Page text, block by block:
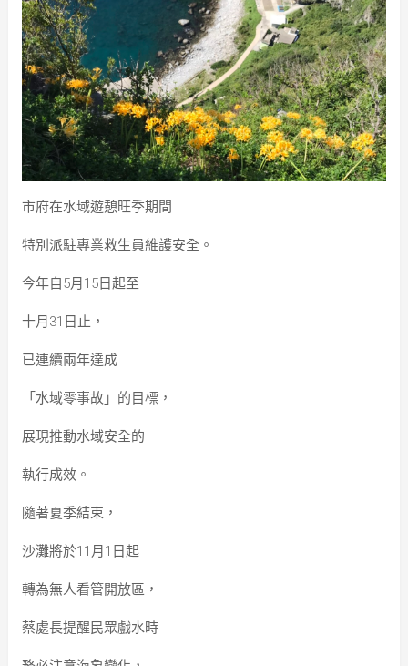
市府在水域遊憩旺季期間
特別派駐專業救生員維護安全。
今年自5月15日起至
十月31日止，
已連續兩年達成
「水域零事故」的目標，
展現推動水域安全的
執行成效。
隨著夏季結束，
沙灘將於11月1日起
轉為無人看管開放區，
蔡處長提醒民眾戲水時